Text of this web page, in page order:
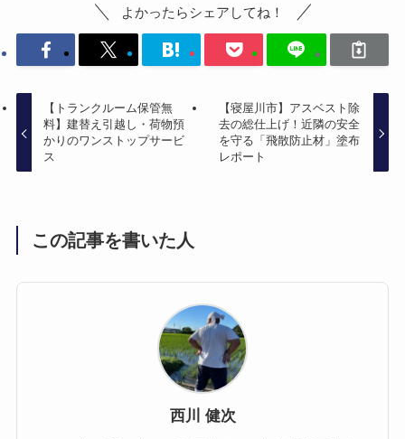
よかったらシェアしてね！
【トランクルーム保管無
料】建替え引越し・荷物預
かりのワンストップサービ
ス
【寝屋川市】アスベスト除
去の総仕上げ！近隣の安全
を守る「飛散防止材」塗布
レポート
この記事を書いた人
西川 健次